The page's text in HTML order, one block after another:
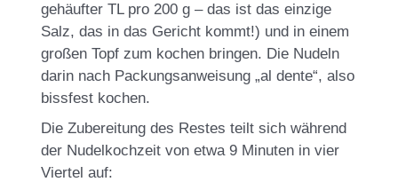
gehäufter TL pro 200 g – das ist das einzige
Salz, das in das Gericht kommt!) und in einem
großen Topf zum kochen bringen. Die Nudeln
darin nach Packungsanweisung „al dente“, also
bissfest kochen.
Die Zubereitung des Restes teilt sich während
der Nudelkochzeit von etwa 9 Minuten in vier
Viertel auf: